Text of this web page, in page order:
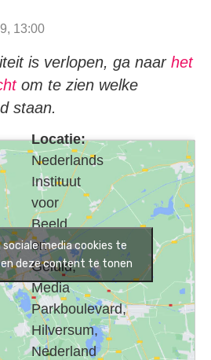
13:00
is verlopen, ga naar het
om te zien welke
staan.
Locatie:
Nederlands
Instituut
voor
Beeld
en
Geluid,
Media
Parkboulevard,
Hilversum,
Nederland
sociale media cookies te
deze content te tonen